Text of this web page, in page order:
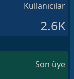
Kullanıcılar
2.6K
Son üye